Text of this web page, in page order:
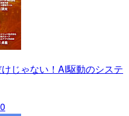
じゃない！AI駆動のシステ